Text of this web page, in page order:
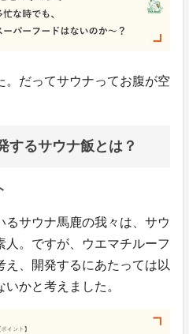
。だってサウナってお腹が空
するサウナ飯とは？
サウナ馬鹿の我々は、サウ
。ですが、ウエマチルーフ
え、開発するにあたっては以
かと考えました。